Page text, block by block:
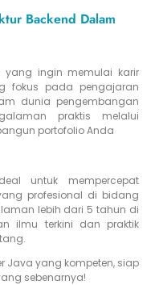
Backend Dalam
yang ingin memulai karir
fokus pada pengajaran
dunia pengembangan
praktis melalui
portofolio Anda
untuk mempercepat
profesional di bidang
lebih dari 5 tahun di
ilmu terkini dan praktik
Java yang kompeten, siap
sebenarnya!